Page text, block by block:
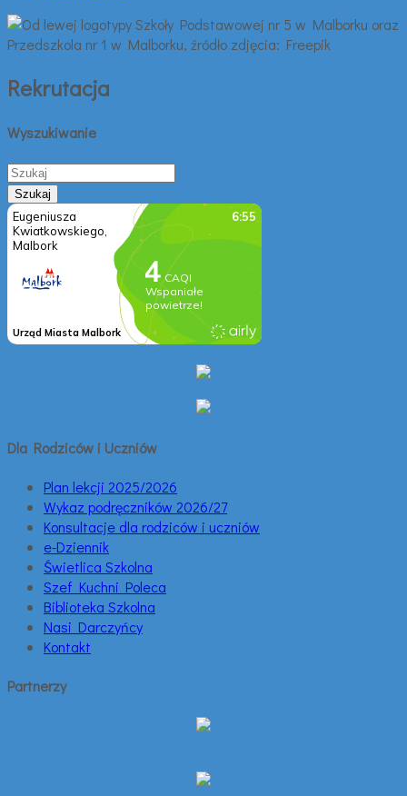
Rekrutacja
Wyszukiwanie
Dla Rodziców i Uczniów
Plan lekcji 2025/2026
Wykaz podręczników 2026/27
Konsultacje dla rodziców i uczniów
e-Dziennik
Świetlica Szkolna
Szef Kuchni Poleca
Biblioteka Szkolna
Nasi Darczyńcy
Kontakt
Partnerzy